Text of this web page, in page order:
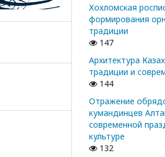
Хохломская
формирования
традиции
147
Архитектура
традиции и
144
Отражение
кумандинцев
современной
культуре
132